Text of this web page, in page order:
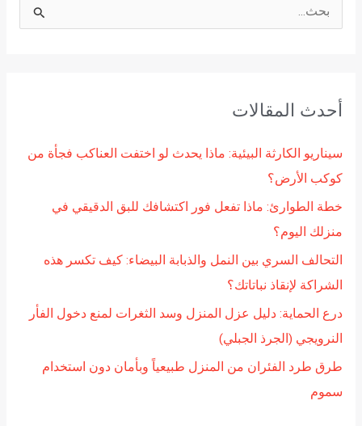
ث
أحدث المقالات
سيناريو الكارثة البيئية: ماذا يحدث لو اختفت العناكب فجأة من
كوكب الأرض؟
خطة الطوارئ: ماذا تفعل فور اكتشافك للبق الدقيقي في
منزلك اليوم؟
التحالف السري بين النمل والذبابة البيضاء: كيف تكسر هذه
الشراكة لإنقاذ نباتاتك؟
درع الحماية: دليل عزل المنزل وسد الثغرات لمنع دخول الفأر
النرويجي (الجرذ الجبلي)
طرق طرد الفئران من المنزل طبيعياً وبأمان دون استخدام
سموم